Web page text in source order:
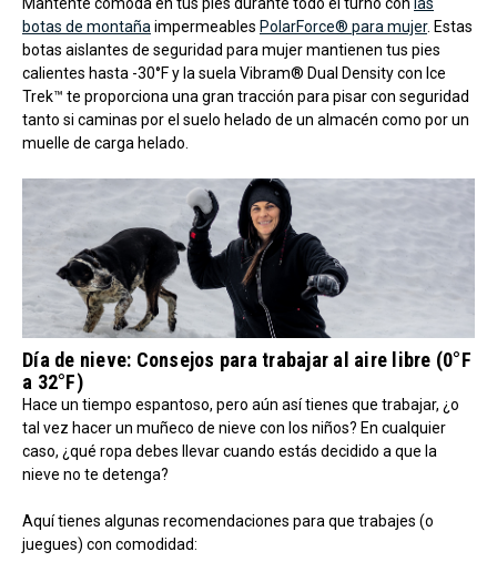
Mantente cómoda en tus pies durante todo el turno con las
botas de montañaimpermeables PolarForce® para mujer. Estas
botas aislantes de seguridad para mujer mantienen tus pies
calientes hasta -30°F y la suela Vibram® Dual Density con Ice
Trek™ te proporciona una gran tracción para pisar con seguridad
tanto si caminas por el suelo helado de un almacén como por un
muelle de carga helado.
Día de nieve: Consejos para trabajar al aire libre (0°F
a 32°F)
Hace un tiempo espantoso, pero aún así tienes que trabajar, ¿o
tal vez hacer un muñeco de nieve con los niños? En cualquier
caso, ¿qué ropa debes llevar cuando estás decidido a que la
nieve no te detenga?
Aquí tienes algunas recomendaciones para que trabajes (o
juegues) con comodidad: